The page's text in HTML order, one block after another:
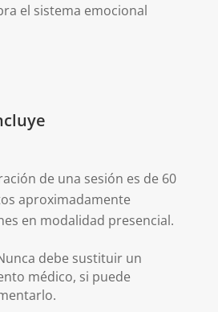
el sistema emocional
de una sesión es de 60
aproximadamente
en modalidad presencial.
debe sustituir un
médico, si puede